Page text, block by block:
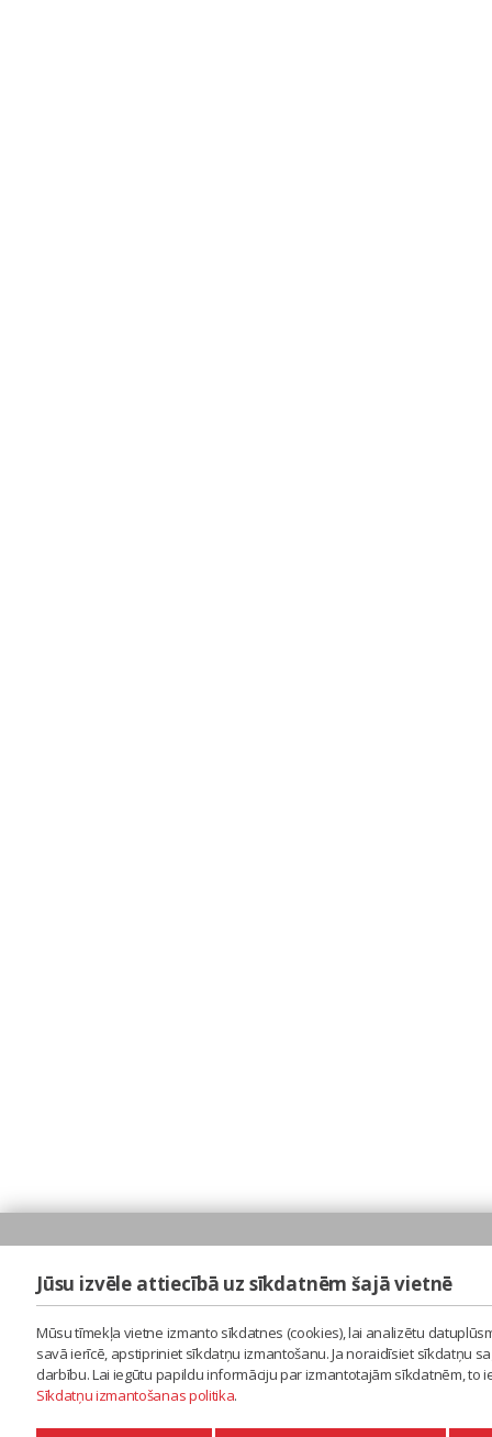
Jūsu izvēle attiecībā uz sīkdatnēm šajā vietnē
Mūsu tīmekļa vietne izmanto sīkdatnes (cookies), lai analizētu
savā ierīcē, apstipriniet sīkdatņu izmantošanu. Ja noraidīsiet sīkdatņu
darbību. Lai iegūtu papildu informāciju par izmantotajām sīkdatnēm,
Sīkdatņu izmantošanas politika.